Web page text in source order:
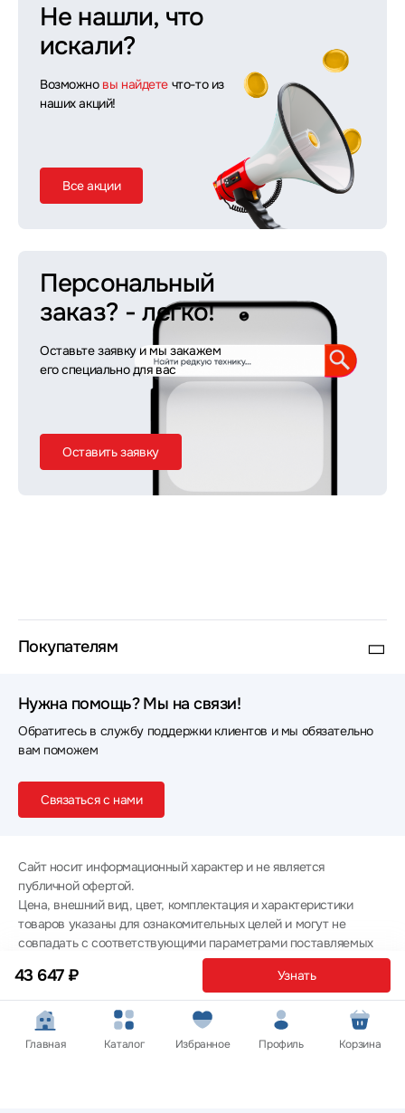
43 647 ₽ Узнать
Не нашли, что
искали?
Возможно вы найдете что-то из
наших акций!
Все акции
Персональный
заказ? - легко!
Оставьте заявку и мы закажем
его специально для вас
Оставить заявку
Покупателям
Нужна помощь? Мы на связи!
Обратитесь в службу поддержки клиентов и мы обязательно
вам поможем
Связаться с нами
Сайт носит информационный характер и не является
публичной офертой.
Цена, внешний вид, цвет, комплектация и характеристики
товаров указаны для ознакомительных целей и могут не
совпадать с соответствующими параметрами поставляемых
товаров - уточняйте информацию у менеджера при
оформлении заказа.
Политика конфиденциальности
© 2012 — 2026 ООО «Эпл Тэк»
Главная Каталог Избранное Профиль Корзина